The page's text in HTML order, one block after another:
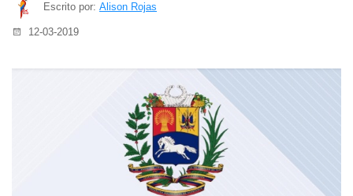
Escrito por: Alison Rojas
12-03-2019